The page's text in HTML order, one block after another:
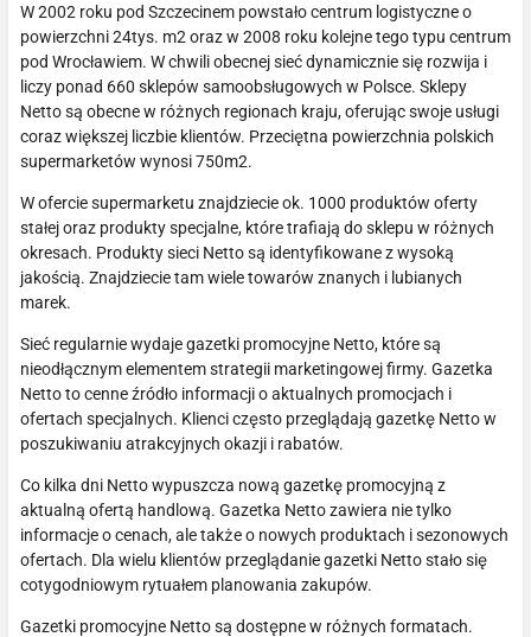
W 2002 roku pod Szczecinem powstało centrum logistyczne o
powierzchni 24tys. m2 oraz w 2008 roku kolejne tego typu centrum
pod Wrocławiem. W chwili obecnej sieć dynamicznie się rozwija i
liczy ponad 660 sklepów samoobsługowych w Polsce. Sklepy
Netto są obecne w różnych regionach kraju, oferując swoje usługi
coraz większej liczbie klientów. Przeciętna powierzchnia polskich
supermarketów wynosi 750m2.
W ofercie supermarketu znajdziecie ok. 1000 produktów oferty
stałej oraz produkty specjalne, które trafiają do sklepu w różnych
okresach. Produkty sieci Netto są identyfikowane z wysoką
jakością. Znajdziecie tam wiele towarów znanych i lubianych
marek.
Sieć regularnie wydaje gazetki promocyjne Netto, które są
nieodłącznym elementem strategii marketingowej firmy. Gazetka
Netto to cenne źródło informacji o aktualnych promocjach i
ofertach specjalnych. Klienci często przeglądają gazetkę Netto w
poszukiwaniu atrakcyjnych okazji i rabatów.
Co kilka dni Netto wypuszcza nową gazetkę promocyjną z
aktualną ofertą handlową. Gazetka Netto zawiera nie tylko
informacje o cenach, ale także o nowych produktach i sezonowych
ofertach. Dla wielu klientów przeglądanie gazetki Netto stało się
cotygodniowym rytuałem planowania zakupów.
Gazetki promocyjne Netto są dostępne w różnych formatach.